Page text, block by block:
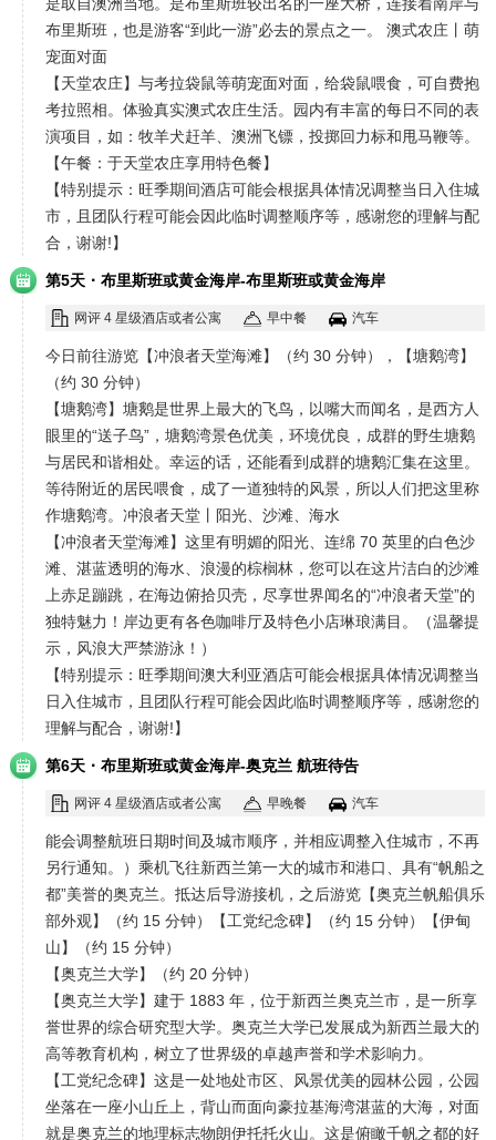
布里斯班，也是游客“到此一游”必去的景点之一。 澳式农庄丨萌
宠面对面
【天堂农庄】与考拉袋鼠等萌宠面对面，给袋鼠喂食，可自费抱
考拉照相。体验真实澳式农庄生活。园内有丰富的每日不同的表
演项目，如：牧羊犬赶羊、澳洲飞镖，投掷回力标和甩马鞭等。
【午餐：于天堂农庄享用特色餐】
【特别提示：旺季期间酒店可能会根据具体情况调整当日入住城
市，且团队行程可能会因此临时调整顺序等，感谢您的理解与配
合，谢谢!】
第5天 · 布里斯班或黄金海岸-布里斯班或黄金海岸
网评 4 星级酒店或者公寓 早中餐 汽车
今日前往游览【冲浪者天堂海滩】（约 30 分钟），【塘鹅湾】
（约 30 分钟）
【塘鹅湾】塘鹅是世界上最大的飞鸟，以嘴大而闻名，是西方人
眼里的“送子鸟”，塘鹅湾景色优美，环境优良，成群的野生塘鹅
与居民和谐相处。幸运的话，还能看到成群的塘鹅汇集在这里。
等待附近的居民喂食，成了一道独特的风景，所以人们把这里称
作塘鹅湾。冲浪者天堂丨阳光、沙滩、海水
【冲浪者天堂海滩】这里有明媚的阳光、连绵 70 英里的白色沙
滩、湛蓝透明的海水、浪漫的棕榈林，您可以在这片洁白的沙滩
上赤足蹦跳，在海边俯拾贝壳，尽享世界闻名的“冲浪者天堂”的
独特魅力！岸边更有各色咖啡厅及特色小店琳琅满目。（温馨提
示，风浪大严禁游泳！）
【特别提示：旺季期间澳大利亚酒店可能会根据具体情况调整当
日入住城市，且团队行程可能会因此临时调整顺序等，感谢您的
理解与配合，谢谢!】
第6天 · 布里斯班或黄金海岸-奥克兰 航班待告
网评 4 星级酒店或者公寓 早晚餐 汽车
能会调整航班日期时间及城市顺序，并相应调整入住城市，不再
另行通知。）乘机飞往新西兰第一大的城市和港口、具有“帆船之
都”美誉的奥克兰。抵达后导游接机，之后游览【奥克兰帆船俱乐
部外观】（约 15 分钟）【工党纪念碑】（约 15 分钟）【伊甸
山】（约 15 分钟）
【奥克兰大学】（约 20 分钟）
【奥克兰大学】建于 1883 年，位于新西兰奥克兰市，是一所享
誉世界的综合研究型大学。奥克兰大学已发展成为新西兰最大的
高等教育机构，树立了世界级的卓越声誉和学术影响力。
【工党纪念碑】这是一处地处市区、风景优美的园林公园，公园
坐落在一座小山丘上，背山而面向豪拉基海湾湛蓝的大海，对面
就是奥克兰的地理标志物朗伊托托火山。这是俯瞰千帆之都的好